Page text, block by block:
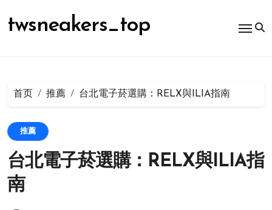
容
twsneakers_top
首页 推薦 台北電子菸選購：RELX與ILIA指南
推薦
台北電子菸選購：RELX與ILIA指
南